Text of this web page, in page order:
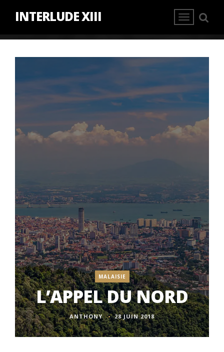
INTERLUDE XIII
MALAISIE
L’APPEL DU NORD
ANTHONY 28 JUIN 2018